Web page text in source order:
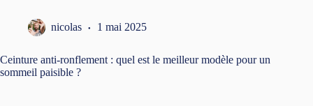
nicolas 1 mai 2025
Ceinture anti-ronflement : quel est le meilleur modèle pour un
sommeil paisible ?